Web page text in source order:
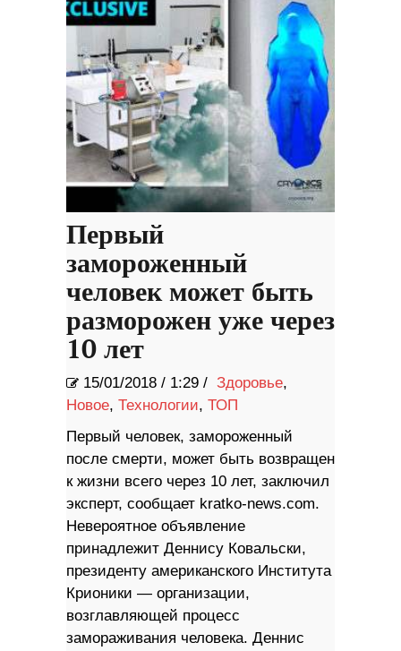
Первый
замороженный
человек может быть
разморожен уже через
10 лет
15/01/2018 / 1:29 / Здоровье,
Новое, Технологии, ТОП
Первый человек, замороженный
после смерти, может быть возвращен
к жизни всего через 10 лет, заключил
эксперт, сообщает kratko-news.com.
Невероятное объявление
принадлежит Деннису Ковальски,
президенту американского Института
Крионики — организации,
возглавляющей процесс
замораживания человека. Деннис